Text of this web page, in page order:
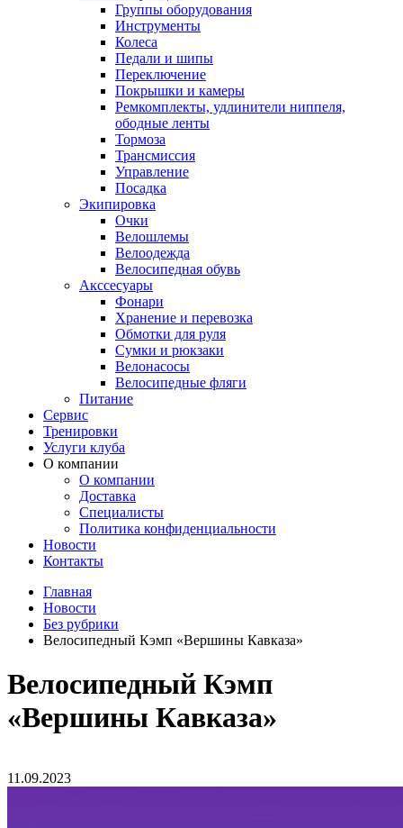
Группы оборудования
Инструменты
Колеса
Педали и шипы
Переключение
Покрышки и камеры
Ремкомплекты, удлинители ниппеля,
ободные ленты
Тормоза
Трансмиссия
Управление
Посадка
Экипировка
Очки
Велошлемы
Велоодежда
Велосипедная обувь
Акссесуары
Фонари
Хранение и перевозка
Обмотки для руля
Сумки и рюкзаки
Велонасосы
Велосипедные фляги
Питание
Сервис
Тренировки
Услуги клуба
О компании
О компании
Доставка
Специалисты
Политика конфиденциальности
Новости
Контакты
Главная
Новости
Без рубрики
Велосипедный Кэмп «Вершины Кавказа»
Велосипедный Кэмп
«Вершины Кавказа»
11.09.2023